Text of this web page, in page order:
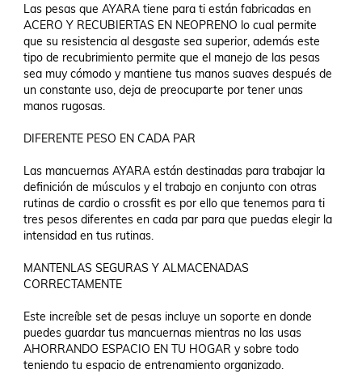
Las pesas que AYARA tiene para ti están fabricadas en
ACERO Y RECUBIERTAS EN NEOPRENO lo cual permite
que su resistencia al desgaste sea superior, además este
tipo de recubrimiento permite que el manejo de las pesas
sea muy cómodo y mantiene tus manos suaves después de
un constante uso, deja de preocuparte por tener unas
manos rugosas.
DIFERENTE PESO EN CADA PAR
Las mancuernas AYARA están destinadas para trabajar la
definición de músculos y el trabajo en conjunto con otras
rutinas de cardio o crossfit es por ello que tenemos para ti
tres pesos diferentes en cada par para que puedas elegir la
intensidad en tus rutinas.
MANTENLAS SEGURAS Y ALMACENADAS
CORRECTAMENTE
Este increíble set de pesas incluye un soporte en donde
puedes guardar tus mancuernas mientras no las usas
AHORRANDO ESPACIO EN TU HOGAR y sobre todo
teniendo tu espacio de entrenamiento organizado.